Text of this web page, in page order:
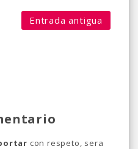
Entrada antigua
con respeto, sera